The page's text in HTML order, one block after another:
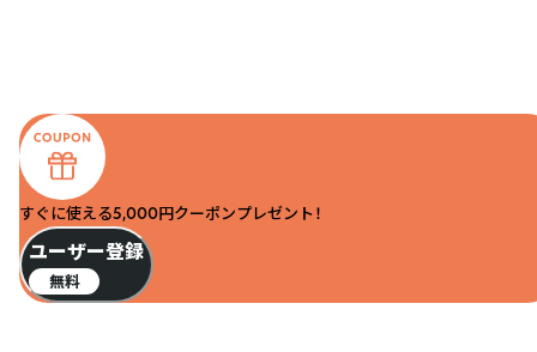
すぐに使える5,000円クーポンプレゼント！
ユーザー登録
無料